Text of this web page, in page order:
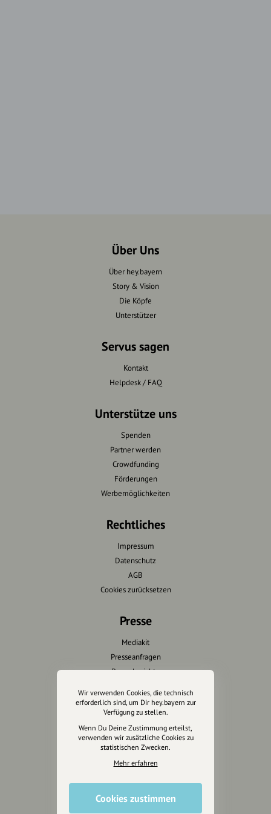
Über Uns
Über hey.bayern
Story & Vision
Die Köpfe
Unterstützer
Servus sagen
Kontakt
Helpdesk / FAQ
Unterstütze uns
Spenden
Partner werden
Crowdfunding
Förderungen
Werbemöglichkeiten
Rechtliches
Impressum
Datenschutz
AGB
Cookies zurücksetzen
Presse
Mediakit
Presseanfragen
Presseberichte
Wir unterstützen Euch
Fotografie & mehr
Marketing
Design & Branding
Anakin Design
Wir verwenden Cookies, die technisch
erforderlich sind, um Dir hey.bayern zur
Verfügung zu stellen.
Wenn Du Deine Zustimmung erteilst,
verwenden wir zusätzliche Cookies zu
statistischen Zwecken.
Mehr erfahren
Cookies zustimmen